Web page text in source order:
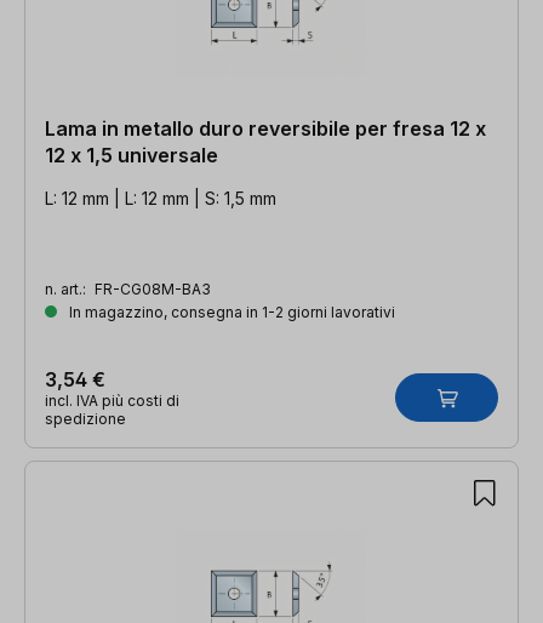
Lama in metallo duro reversibile per fresa 12 x
12 x 1,5 universale
L: 12 mm | L: 12 mm | S: 1,5 mm
n. art.: FR-CG08M-BA3
In magazzino, consegna in 1-2 giorni lavorativi
3,54 €
incl. IVA più costi di
spedizione